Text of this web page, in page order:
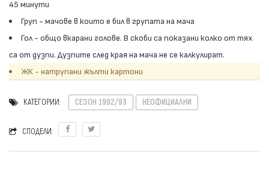
45 минути
Груп - мачове в които е бил в групата на мача
Гол - общо вкарани голове. В скоби са показани колко от тях
са от дузпи. Дузпите след края на мача не се калкулират.
ЖК - натрупани жълти картони
КАТЕГОРИИ: СЕЗОН 1992/93 НЕОФИЦИАЛНИ
СПОДЕЛИ: